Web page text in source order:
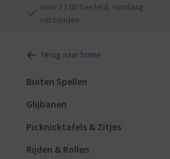
Voor 17:00 besteld, vandaag
verzonden
terug naar home
Buiten Spellen
Glijbanen
Picknicktafels & Zitjes
Rijden & Rollen